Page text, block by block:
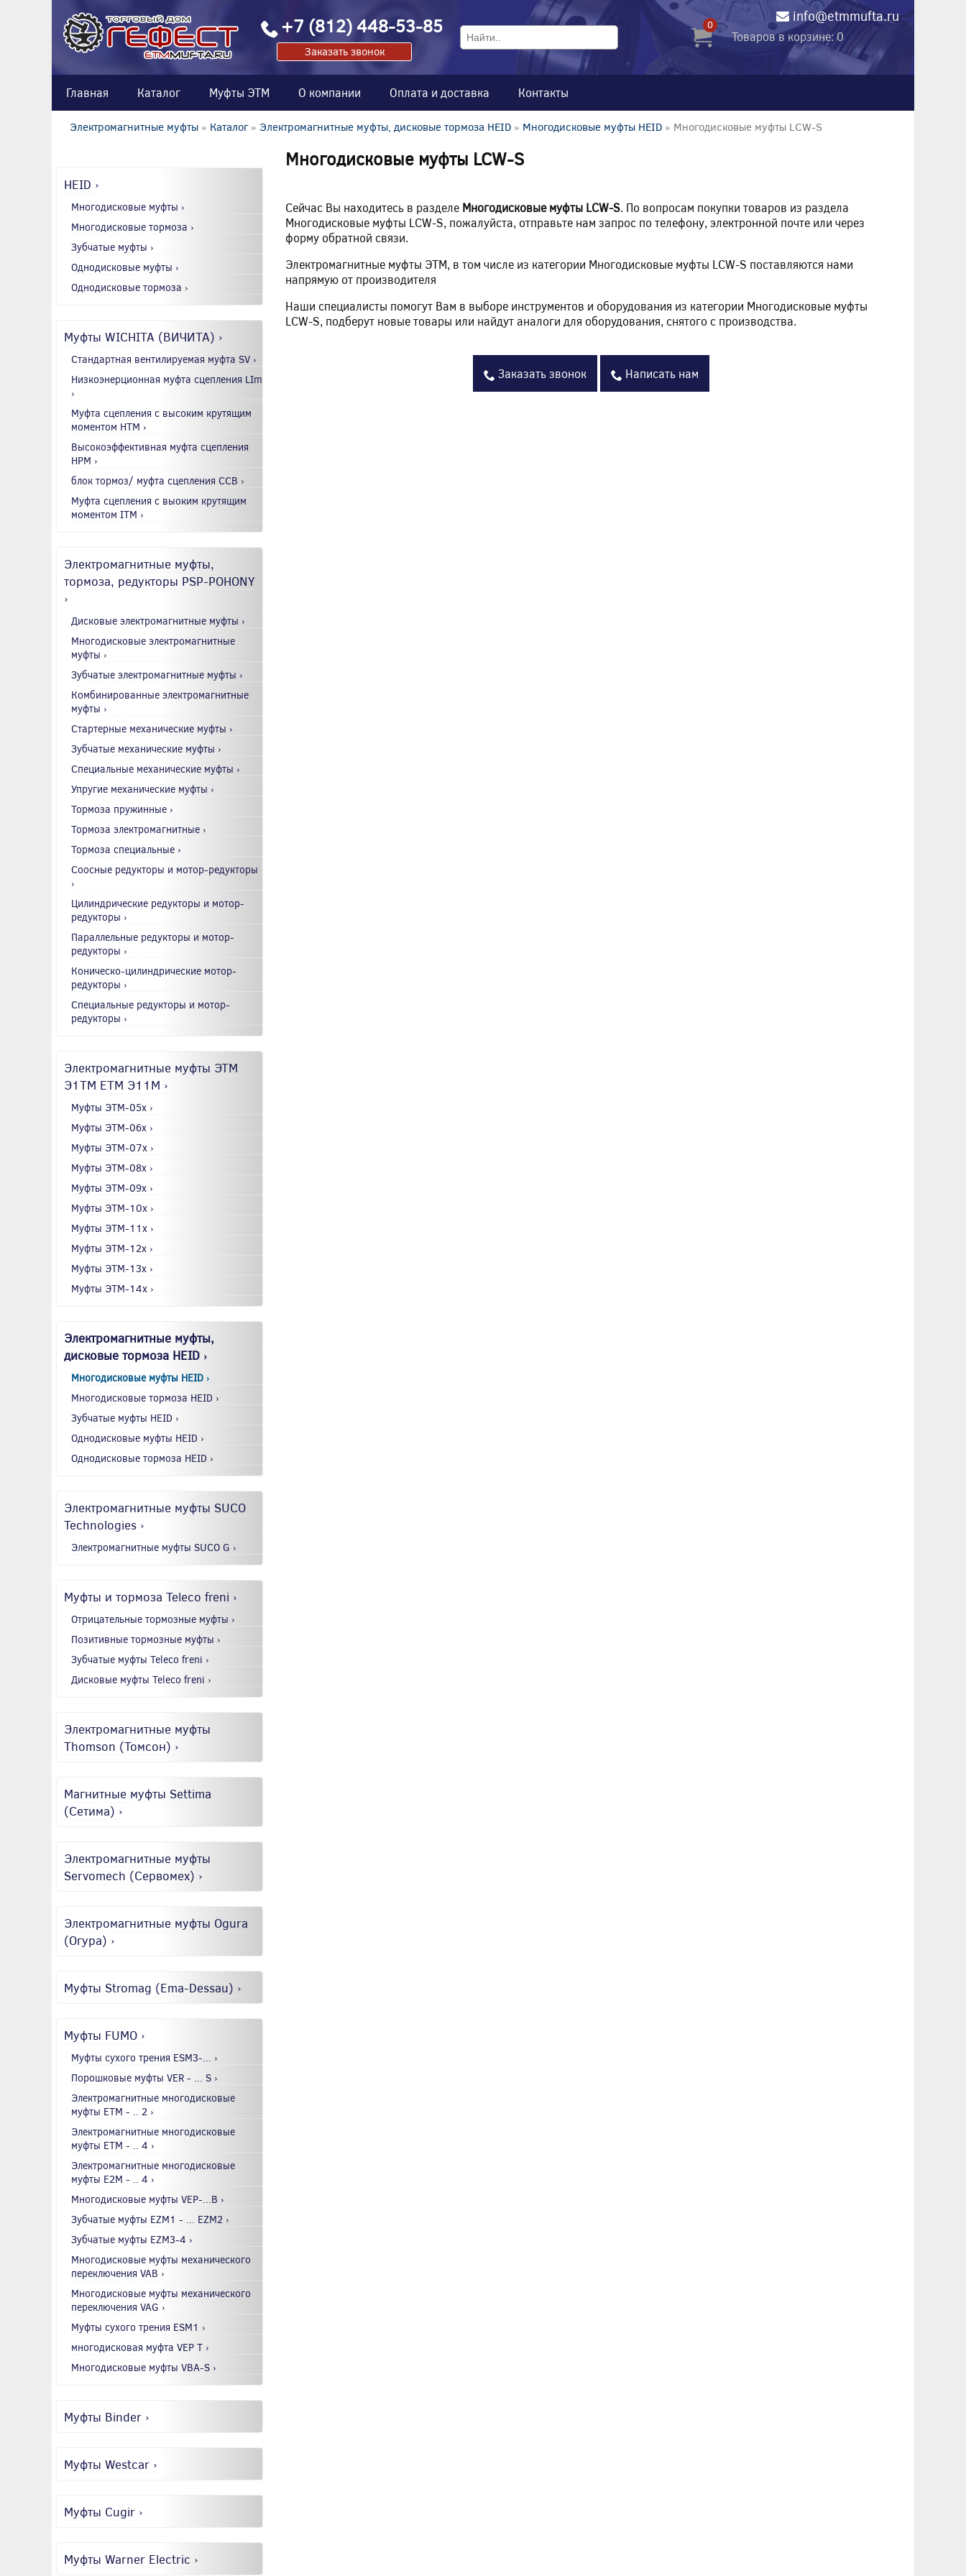
info@etmmufta.ru
+7 (812) 448-53-85
Заказать звонок
0
Товаров в корзине: 0
Главная Каталог Муфты ЭТМ О компании Оплата и доставка Контакты
Электромагнитные муфты » Каталог» Электромагнитные муфты, дисковые тормоза HEID » Многодисковые муфты HEID » Многодисковые муфты LCW-S
HEID ›
Многодисковые муфты ›
Многодисковые тормоза ›
Зубчатые муфты ›
Однодисковые муфты ›
Однодисковые тормоза ›
Муфты WICHITA (ВИЧИТА) ›
Стандартная вентилируемая муфта SV ›
Низкоэнерционная муфта сцепления LIm
›
Муфта сцепления с высоким крутящим
моментом HTM ›
Высокоэффективная муфта сцепления
HPM ›
блок тормоз/ муфта сцепления CCB ›
Муфта сцепления с выоким крутящим
моментом ITM ›
Электромагнитные муфты,
тормоза, редукторы PSP-POHONY
›
Дисковые электромагнитные муфты ›
Многодисковые электромагнитные
муфты ›
Зубчатые электромагнитные муфты ›
Комбинированные электромагнитные
муфты ›
Стартерные механические муфты ›
Зубчатые механические муфты ›
Специальные механические муфты ›
Упругие механические муфты ›
Тормоза пружинные ›
Тормоза электромагнитные ›
Тормоза специальные ›
Соосные редукторы и мотор-редукторы
›
Цилиндрические редукторы и мотор-
редукторы ›
Параллельные редукторы и мотор-
редукторы ›
Коническо-цилиндрические мотор-
редукторы ›
Специальные редукторы и мотор-
редукторы ›
Электромагнитные муфты ЭТМ
Э1ТМ ETM Э11М ›
Муфты ЭТМ-05x ›
Муфты ЭТМ-06x ›
Муфты ЭТМ-07x ›
Муфты ЭТМ-08x ›
Муфты ЭТМ-09x ›
Муфты ЭТМ-10x ›
Муфты ЭТМ-11x ›
Муфты ЭТМ-12x ›
Муфты ЭТМ-13x ›
Муфты ЭТМ-14x ›
Электромагнитные муфты,
дисковые тормоза HEID ›
Многодисковые муфты HEID ›
Многодисковые тормоза HEID ›
Зубчатые муфты HEID ›
Однодисковые муфты HEID ›
Однодисковые тормоза HEID ›
Электромагнитные муфты SUCO
Technologies ›
Электромагнитные муфты SUCO G ›
Муфты и тормоза Teleco freni ›
Отрицательные тормозные муфты ›
Позитивные тормозные муфты ›
Зубчатые муфты Teleco freni ›
Дисковые муфты Teleco freni ›
Электромагнитные муфты
Thomson (Томсон) ›
Магнитные муфты Settima
(Сетима) ›
Электромагнитные муфты
Servomech (Сервомех) ›
Электромагнитные муфты Ogura
(Огура) ›
Муфты Stromag (Ema-Dessau) ›
Муфты FUMO ›
Муфты сухого трения ESM3-... ›
Порошковые муфты VER - ... S ›
Электромагнитные многодисковые
муфты EТМ - .. 2 ›
Электромагнитные многодисковые
муфты EТМ - .. 4 ›
Электромагнитные многодисковые
муфты E2М - .. 4 ›
Многодисковые муфты VEP-...B ›
Зубчатые муфты EZM1 - ... EZM2 ›
Зубчатые муфты EZM3-4 ›
Многодисковые муфты механического
переключения VAB ›
Многодисковые муфты механического
переключения VAG ›
Муфты сухого трения ESM1 ›
многодисковая муфта VEP T ›
Многодисковые муфты VBA-S ›
Муфты Binder ›
Муфты Westcar ›
Муфты Cugir ›
Муфты Warner Electric ›
Многодисковые муфты LCW-S
Сейчас Вы находитесь в разделе Многодисковые муфты LCW-S. По вопросам покупки товаров из раздела
Многодисковые муфты LCW-S, пожалуйста, отправьте нам запрос по телефону, электронной почте или через
форму обратной связи.
Электромагнитные муфты ЭТМ, в том числе из категории Многодисковые муфты LCW-S поставляются нами
напрямую от производителя
Наши специалисты помогут Вам в выборе инструментов и оборудования из категории Многодисковые муфты
LCW-S, подберут новые товары или найдут аналоги для оборудования, снятого с производства.
Заказать звонок Написать нам